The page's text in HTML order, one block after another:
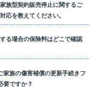
族型契約販売停止に関するご
応を教えてください。
る場合の保険料はどこで確認
家族の傷害補償の更新手続きフ
要ですか？